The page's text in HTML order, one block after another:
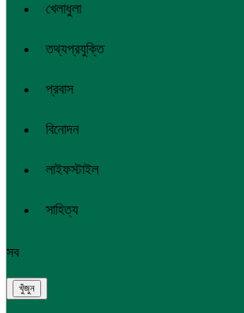
খেলাধুলা
তথ্যপ্রযুক্তি
প্রবাস
বিনোদন
লাইফস্টাইল
সাহিত্য
সব